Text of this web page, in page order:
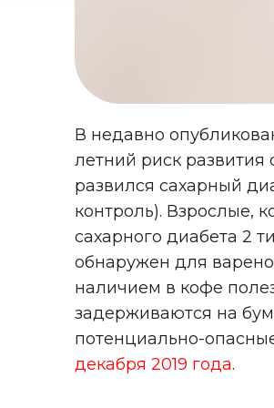
В недавно
летний риск развития
развился сахарный
контроль). Взрослые,
сахарного диабета 2
обнаружен для
наличием в кофе
задерживаются на
потенциально-
декабря 2019 года.